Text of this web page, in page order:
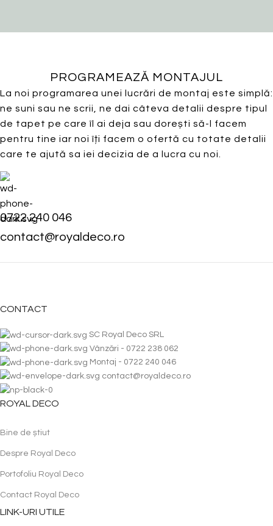
PROGRAMEAZĂ MONTAJUL
La noi programarea unei lucrări de montaj este simplă:
ne suni sau ne scrii, ne dai câteva detalii despre tipul
de tapet pe care îl ai deja sau dorești să-l facem
pentru tine iar noi îți facem o ofertă cu totate detalii
care te ajută sa iei decizia de a lucra cu noi.
0722 240 046
contact@royaldeco.ro
CONTACT
SC Royal Deco SRL
Vânzări - 0722 238 062
Montaj - 0722 240 046
contact@royaldeco.ro
ROYAL DECO
Bine de știut
Despre Royal Deco
Portofoliu Royal Deco
Contact Royal Deco
LINK-URI UTILE